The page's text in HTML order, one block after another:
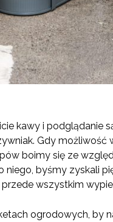
kawy i podglądanie
Gdy
boimy się ze
byśmy zyskali
wszystkim
ogrodowych, by